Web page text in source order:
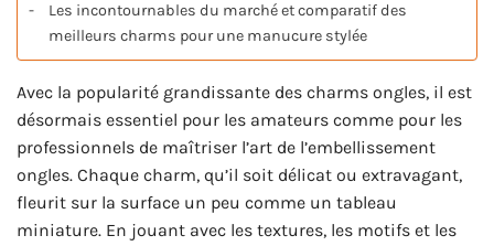
Les incontournables du marché et comparatif des
meilleurs charms pour une manucure stylée
Avec la popularité grandissante des charms ongles, il est
désormais essentiel pour les amateurs comme pour les
professionnels de maîtriser l’art de l’embellissement
ongles. Chaque charm, qu’il soit délicat ou extravagant,
fleurit sur la surface un peu comme un tableau
miniature. En jouant avec les textures, les motifs et les